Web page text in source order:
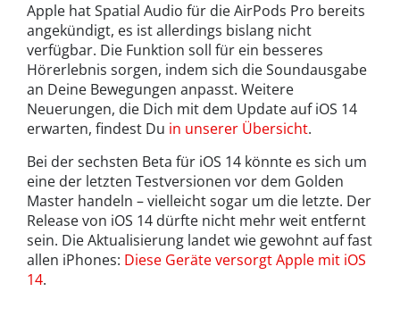
Apple hat Spatial Audio für die AirPods Pro bereits
angekündigt, es ist allerdings bislang nicht
verfügbar. Die Funktion soll für ein besseres
Hörerlebnis sorgen, indem sich die Soundausgabe
an Deine Bewegungen anpasst. Weitere
Neuerungen, die Dich mit dem Update auf iOS 14
erwarten, findest Du in unserer Übersicht.
Bei der sechsten Beta für iOS 14 könnte es sich um
eine der letzten Testversionen vor dem Golden
Master handeln – vielleicht sogar um die letzte. Der
Release von iOS 14 dürfte nicht mehr weit entfernt
sein. Die Aktualisierung landet wie gewohnt auf fast
allen iPhones: Diese Geräte versorgt Apple mit iOS
14.